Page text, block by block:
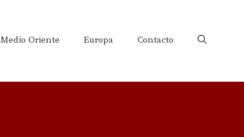
Medio Oriente Europa Contacto